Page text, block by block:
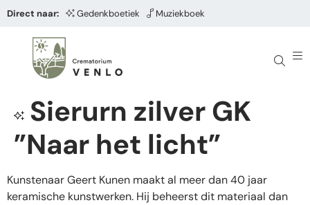
Direct naar: Gedenkboetiek Muziekboek
Sierurn zilver GK
”Naar het licht”
Kunstenaar Geert Kunen maakt al meer dan 40 jaar
keramische kunstwerken. Hij beheerst dit materiaal dan